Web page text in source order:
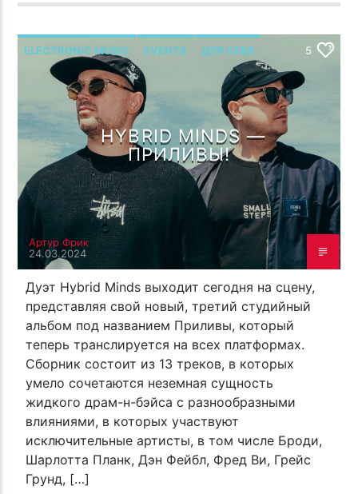
ELECTRONIC MUSIC EVENTS ДЛЯ СЕБЯ
ОТ СОЗДАТЕЛЯ
5
HYBRID MINDS —
ПРИЛИВЫ!
Артур Фрик
24.03.2024
Дуэт Hybrid Minds выходит сегодня на сцену,
представляя свой новый, третий студийный
альбом под названием Приливы, который
теперь транслируется на всех платформах.
Сборник состоит из 13 треков, в которых
умело сочетаются неземная сущность
жидкого драм-н-бэйса с разнообразными
влияниями, в которых участвуют
исключительные артисты, в том числе Броди,
Шарлотта Планк, Дэн Фейбл, Фред Ви, Грейс
Грунд, […]